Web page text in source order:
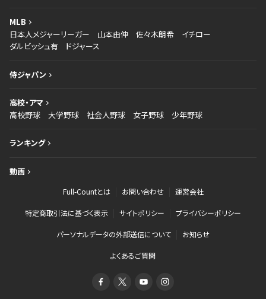
MLB
日本人メジャーリーガー
山本由伸 佐々木朗希
イチロー
ダルビッシュ有
ドジャース
侍ジャパン
高校・アマ
高校野球
大学野球 社会人野球 女子野球 少年野球
ランキング
動画
Full-Countとは お問い合わせ 運営会社
特定商取引法に基づく表示 サイトポリシー プライバシーポリシー
パーソナルデータの外部送信について お知らせ
よくあるご質問